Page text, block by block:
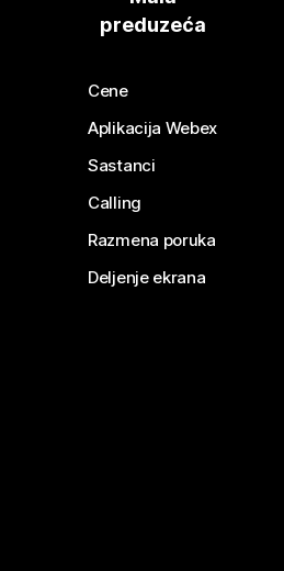
preduzeća
Cene
Aplikacija Webex
Sastanci
Calling
Razmena poruka
Deljenje ekrana